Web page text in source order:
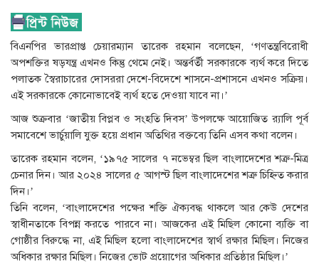
বিএনপির ভারপ্রাপ্ত চেয়ারম্যান তারেক রহমান বলেছেন, ‌‘গণতন্ত্রবিরোধী
অপশক্তির ষড়যন্ত্র এখনও কিন্তু থেমে নেই। অন্তর্বর্তী সরকারকে ব্যর্থ করে দিতে
পলাতক স্বৈরাচারের দোসররা দেশে-বিদেশে শাসনে-প্রশাসনে এখনও সক্রিয়।
এই সরকারকে কোনোভাবেই ব্যর্থ হতে দেওয়া যাবে না।’
আজ শুক্রবার ‘জাতীয় বিপ্লব ও সংহতি দিবস’ উপলক্ষে আয়োজিত র‌্যালি পূর্ব
সমাবেশে ভার্চুয়ালি যুক্ত হয়ে প্রধান অতিথির বক্তব্যে তিনি এসব কথা বলেন।
তারেক রহমান বলেন, ‘১৯৭৫ সালের ৭ নভেম্বর ছিল বাংলাদেশের শত্রু-মিত্র
চেনার দিন। আর ২০২৪ সালের ৫ আগস্ট ছিল বাংলাদেশের শত্রু চিহ্নিত করার
দিন।’
তিনি বলেন, ‘বাংলাদেশের পক্ষের শক্তি ঐক্যবদ্ধ থাকলে আর কেউ দেশের
স্বাধীনতাকে বিপন্ন করতে পারবে না। আজকের এই মিছিল কোনো ব্যক্তি বা
গোষ্ঠীর বিরুদ্ধে না, এই মিছিল হলো বাংলাদেশের স্বার্থ রক্ষার মিছিল। নিজের
অধিকার রক্ষার মিছিল। নিজের ভোট প্রয়োগের অধিকার প্রতিষ্ঠার মিছিল।’